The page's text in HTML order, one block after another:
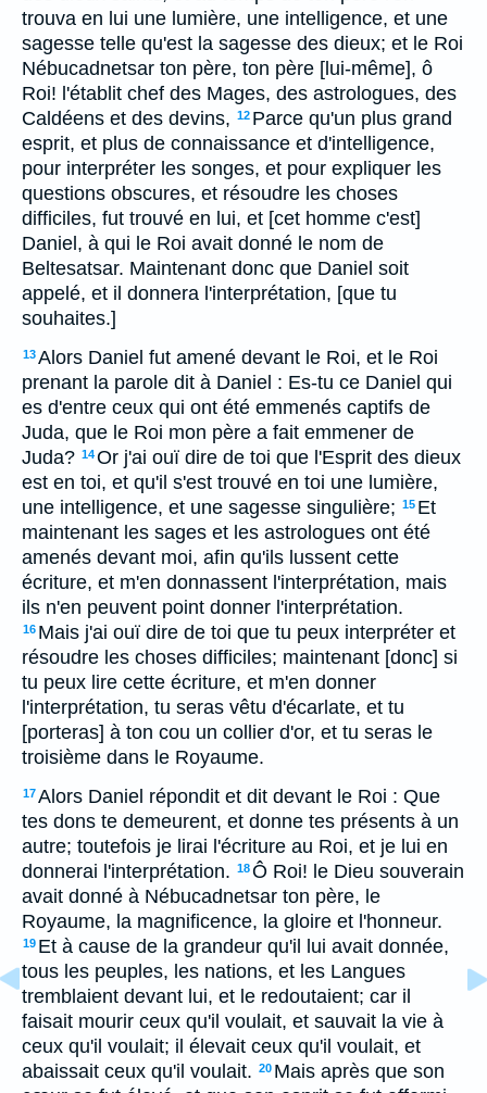
trouva en lui une lumière, une intelligence, et une
sagesse telle qu'est la sagesse des dieux; et le Roi
Nébucadnetsar ton père, ton père [lui-même], ô
Roi! l'établit chef des Mages, des astrologues, des
Caldéens et des devins, 12 Parce qu'un plus grand
esprit, et plus de connaissance et d'intelligence,
pour interpréter les songes, et pour expliquer les
questions obscures, et résoudre les choses
difficiles, fut trouvé en lui, et [cet homme c'est]
Daniel, à qui le Roi avait donné le nom de
Beltesatsar. Maintenant donc que Daniel soit
appelé, et il donnera l'interprétation, [que tu
souhaites.]
13Alors Daniel fut amené devant le Roi, et le Roi
prenant la parole dit à Daniel : Es-tu ce Daniel qui
es d'entre ceux qui ont été emmenés captifs de
Juda, que le Roi mon père a fait emmener de
Juda? 14Or j'ai ouï dire de toi que l'Esprit des dieux
est en toi, et qu'il s'est trouvé en toi une lumière,
une intelligence, et une sagesse singulière; 15 Et
maintenant les sages et les astrologues ont été
amenés devant moi, afin qu'ils lussent cette
écriture, et m'en donnassent l'interprétation, mais
ils n'en peuvent point donner l'interprétation.
16 Mais j'ai ouï dire de toi que tu peux interpréter et
résoudre les choses difficiles; maintenant [donc] si
tu peux lire cette écriture, et m'en donner
l'interprétation, tu seras vêtu d'écarlate, et tu
[porteras] à ton cou un collier d'or, et tu seras le
troisième dans le Royaume.
17Alors Daniel répondit et dit devant le Roi : Que
tes dons te demeurent, et donne tes présents à un
autre; toutefois je lirai l'écriture au Roi, et je lui en
donnerai l'interprétation. 18Ô Roi! le Dieu souverain
avait donné à Nébucadnetsar ton père, le
Royaume, la magnificence, la gloire et l'honneur.
19 Et à cause de la grandeur qu'il lui avait donnée,
tous les peuples, les nations, et les Langues
tremblaient devant lui, et le redoutaient; car il
faisait mourir ceux qu'il voulait, et sauvait la vie à
ceux qu'il voulait; il élevait ceux qu'il voulait, et
abaissait ceux qu'il voulait. 20 Mais après que son